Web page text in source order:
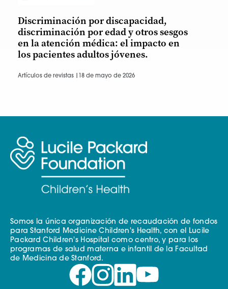
Discriminación por discapacidad,
discriminación por edad y otros sesgos
en la atención médica: el impacto en
los pacientes adultos jóvenes.
Artículos de revistas | 18 de mayo de 2026
Somos la única organización de recaudación de fondos
para Stanford Medicine Children's Health, con el Lucile
Packard Children's Hospital como centro, y para los
programas de salud materna e infantil de la Facultad
de Medicina de Stanford.